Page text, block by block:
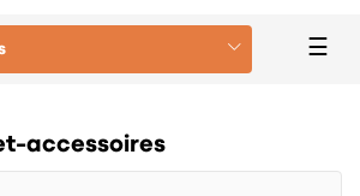
☰
accessoires